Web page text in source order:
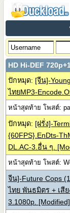
HD Hi-DEF
ปักหมุด: [จีน]-
ไทยMP3-
หน้าสุดท้าย โพสต์:
ปักหมุด: [ฝรั่ง]-
{60FPS}.EnDts-
DL.AC-3.อื่น ๆ.
หน้าสุดท้าย โพสต์:
จีน]-Future Cops
ไทย พันธมิตร + เสี
3.1080p.